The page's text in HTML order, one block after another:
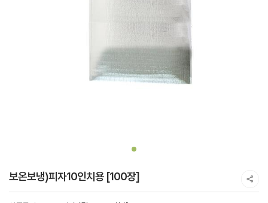
보온보냉)피자10인치용 [100장]